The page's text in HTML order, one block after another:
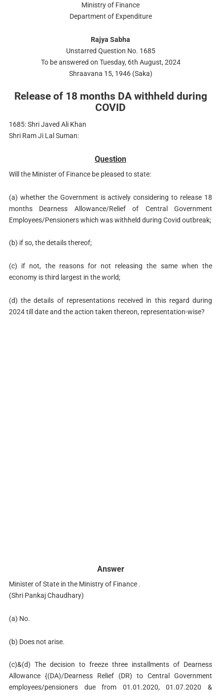
Ministry of Finance
Department of Expenditure
Rajya Sabha
Unstarred Question No. 1685
To be answered on Tuesday, 6th August, 2024
Shraavana 15, 1946 (Saka)
Release of 18 months DA withheld during
COVID
1685: Shri Javed Ali Khan
Shri Ram Ji Lal Suman:
Question
Will the Minister of Finance be pleased to state:
(a) whether the Government is actively considering to release 18
months Dearness Allowance/Relief of Central Government
Employees/Pensioners which was withheld during Covid outbreak;
(b) if so, the details thereof;
(c) if not, the reasons for not releasing the same when the
economy is third largest in the world;
(d) the details of representations received in this regard during
2024 till date and the action taken thereon, representation-wise?
Answer
Minister of State in the Ministry of Finance .
(Shri Pankaj Chaudhary)
(a) No.
(b) Does not arise.
(c)&(d) The decision to freeze three installments of Dearness
Allowance {(DA)/Dearness Relief (DR) to Central Government
employees/pensioners due from 01.01.2020, 01.07.2020 &